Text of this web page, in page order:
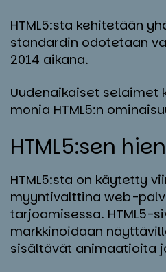
HTML5:sta kehitetään
standardin odotetaan
2014 aikana.
Uudenaikaiset selaimet
monia HTML5:n
HTML5:sen
HTML5:sta on käytetty
myyntivalttina web-
tarjoamisessa. HTML5-
markkinoidaan
sisältävät animaatioita